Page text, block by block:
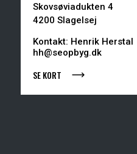
Skovsøviadukten 4
4200 Slagelsej
Kontakt: Henrik Herstal
hh@seopbyg.dk
SE KORT